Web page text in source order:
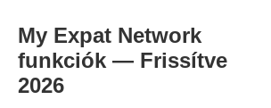
My Expat Network
funkciók — Frissítve
2026